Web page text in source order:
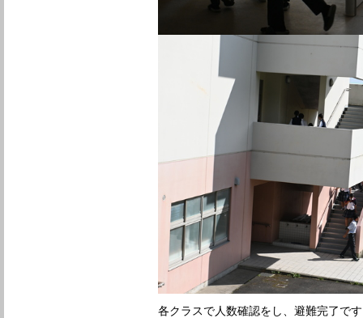
各クラスで人数確認をし、避難完了で